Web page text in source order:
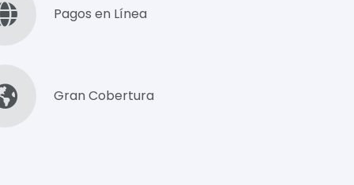
Pagos en Línea
Gran Cobertura